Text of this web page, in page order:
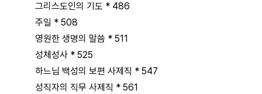
그리스도인의 기도 * 486
주일 * 508
영원한 생명의 말씀 * 511
성체성사 * 525
하느님 백성의 보편 사제직 * 547
성직자의 직무 사제직 * 561